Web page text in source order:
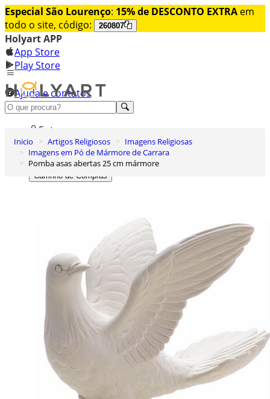
Especial São Lourenço: 15% de DESCONTO EXTRA em
todo o site, código:
260807
Holyart APP
App Store
Play Store
Ajuda e contatos
Conheça premium
Entrar
Lista de Desejos
0
Carrinho de Compras
Inicio Artigos Religiosos
Imagens Religiosas
Imagens em Pó de Mármore de Carrara
Pomba asas abertas 25 cm mármore